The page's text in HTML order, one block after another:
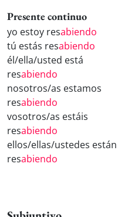
Presente continuo
yo estoy resabiendo
tú estás resabiendo
él/ella/usted está
resabiendo
nosotros/as estamos
resabiendo
vosotros/as estáis
resabiendo
ellos/ellas/ustedes están
resabiendo